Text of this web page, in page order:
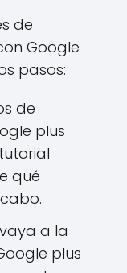
de
Google
pasos:
de
plus
qué
a la
plus